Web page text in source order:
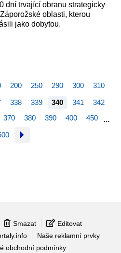
dní trvající obranu strategicky
oblasti, kterou
jako dobytou.
200 250 290 300 310
338 339 340 341
342
370 380 390 400 450 …
Smazat
Editovat
Naše reklamní prvky
obchodní podmínky